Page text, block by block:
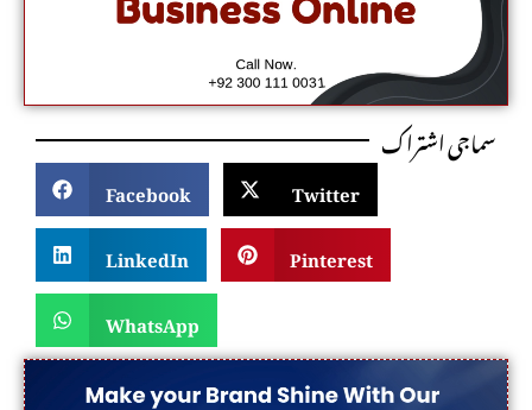
سماجی اشتراک
Facebook
Twitter
LinkedIn
Pinterest
WhatsApp